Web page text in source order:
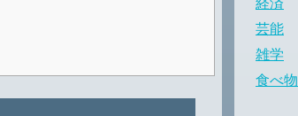
経済
芸能
雑学
食べ物